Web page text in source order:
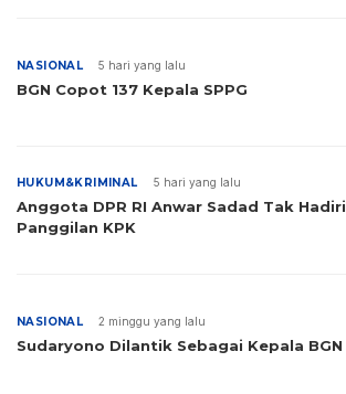
NASIONAL 5 hari yang lalu
BGN Copot 137 Kepala SPPG
HUKUM&KRIMINAL 5 hari yang lalu
Anggota DPR RI Anwar Sadad Tak Hadiri
Panggilan KPK
NASIONAL 2 minggu yang lalu
Sudaryono Dilantik Sebagai Kepala BGN